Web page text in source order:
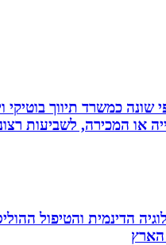
כמשרד תיווך
או המכירה, לשביעות
הדינמית והטיפול